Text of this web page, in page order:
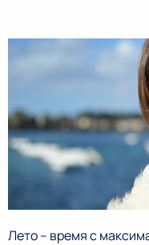
Лето – время с